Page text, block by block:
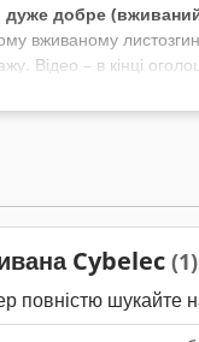
дуже добре
вживаному
Відео – в кінці
/ 3100 CNC 3 метри x
з офлайн-
на 4 осі – z1, z2, x та r
верхнього і
Cybelec (1)
повністю